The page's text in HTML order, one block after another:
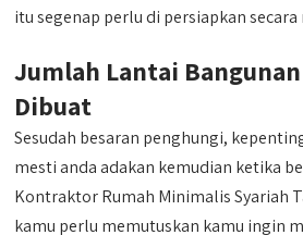
itu segenap perlu di persiapkan secara
Jumlah Lantai
Dibuat
Sesudah besaran penghungi,
mesti anda adakan kemudian ketika
Kontraktor Rumah Minimalis Syariah
kamu perlu memutuskan kamu ingin